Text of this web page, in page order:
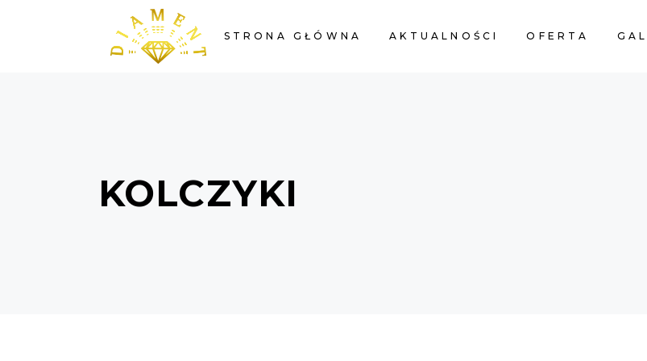
STRONA GŁÓWNA AKTUALNOŚCI OFERTA
KOLCZYKI